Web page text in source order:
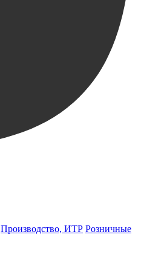
Производство, ИТР Розничные